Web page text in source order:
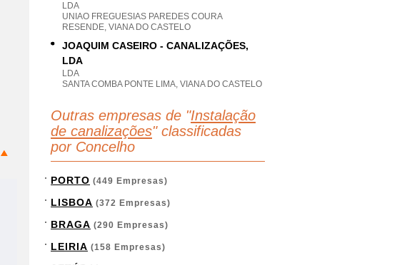
LDA
UNIAO FREGUESIAS PAREDES COURA
RESENDE, VIANA DO CASTELO
JOAQUIM CASEIRO - CANALIZAÇÕES,
LDA
LDA
SANTA COMBA PONTE LIMA, VIANA DO CASTELO
Outras empresas de "Instalação
de canalizações" classificadas
por Concelho
PORTO (449 Empresas)
LISBOA (372 Empresas)
BRAGA (290 Empresas)
LEIRIA (158 Empresas)